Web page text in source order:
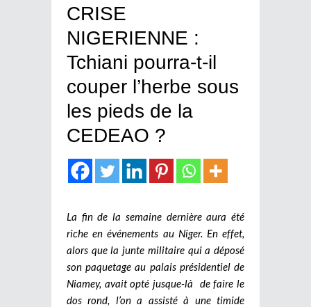
CRISE
NIGERIENNE :
Tchiani pourra-t-il
couper l’herbe sous
les pieds de la
CEDEAO ?
La fin de la semaine dernière aura été
riche en événements au Niger. En effet,
alors que la junte militaire qui a déposé
son paquetage au palais présidentiel de
Niamey, avait opté jusque-là de faire le
dos rond, l’on a assisté à une timide